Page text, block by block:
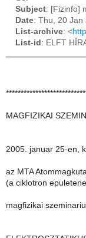
Subject: [Fizinfo]
Date: Thu, 20 Jan
List-archive: <
List-id : ELFT
MAGFIZIKAI
2005. januar 25-en,
az MTA
(a ciklotron
magfizikai